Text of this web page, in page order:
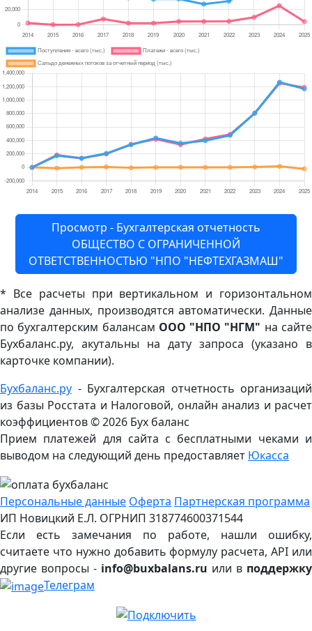
Просмотр - Бухгалтерская отчетность
ОБЩЕСТВО С ОГРАНИЧЕННОЙ
ОТВЕТСТВЕННОСТЬЮ "НПО "НЕФТЕХГАЗМАШ"
* Все расчеты при вертикальном и горизонтальном
анализе данных, производятся автоматически. Данные
по бухгалтерским балансам ООО "НПО "НГМ" на сайте
Бухбаланс.ру, акутальны на дату запроса (указано в
карточке компании).
Бухбаланс.ру - Бухгалтерская отчетность организаций
из базы Росстата и Налоговой, онлайн анализ и расчет
коэффициентов ©2026 Бух баланс
Прием платежей для сайта с бесплатными чеками и
выводом на следующий день предоставляет Юкасса
Персональные данные Оферта Партнерская программа
ИП Новицкий Е.Л. ОГРНИП 318774600371544
Если есть замечания по работе, нашли ошибку,
считаете что нужно добавить формулу расчета, API или
другие вопросы - info@buxbalans.ru или в поддержку
Телеграм